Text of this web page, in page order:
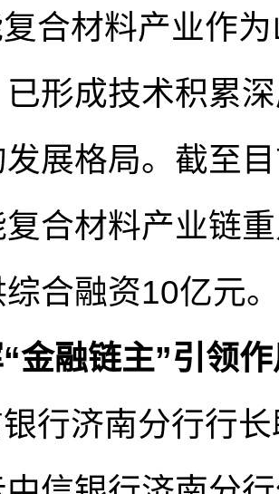
材料产业作为
形成技术积累
展格局。截至
合材料产业链
合融资10亿元。
金融链主”引领
济南分行行长